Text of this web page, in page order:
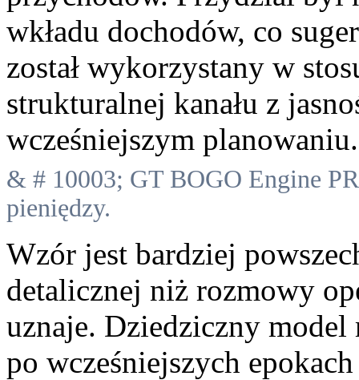
wkładu dochodów, co
został wykorzystany w
strukturalnej kanału z
wcześniejszym planowaniu.
& # 10003; GT BOGO Engine
pieniędzy.
Wzór jest bardziej
detalicznej niż rozmowy
uznaje. Dziedziczny
po wcześniejszych